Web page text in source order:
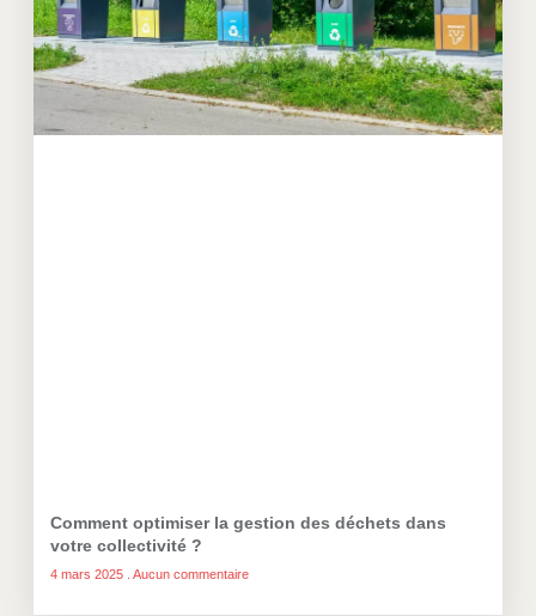
Comment optimiser la gestion des déchets dans
votre collectivité ?
4 mars 2025 Aucun commentaire